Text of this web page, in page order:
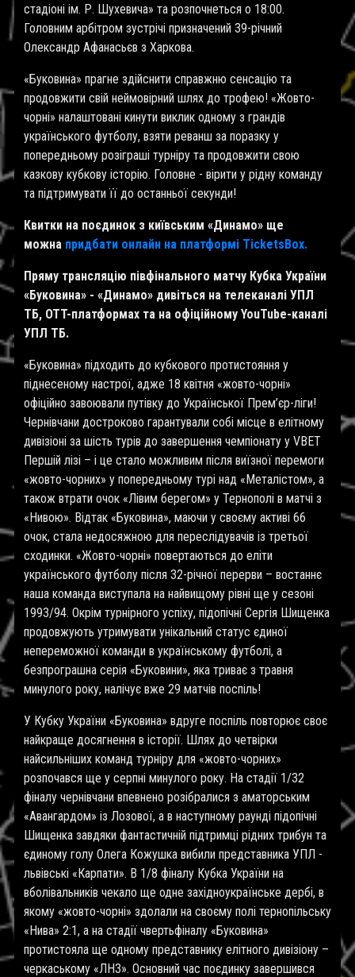
стадіоні ім. Р. Шухевича» та розпочнеться о 18:00.
Головним арбітром зустрічі призначений 39-річний
Олександр Афанасьєв з Харкова.
«Буковина» прагне здійснити справжню сенсацію та
продовжити свій неймовірний шлях до трофею! «Жовто-
чорні» налаштовані кинути виклик одному з грандів
українського футболу, взяти реванш за поразку у
попередньому розіграші турніру та продовжити свою
казкову кубкову історію. Головне - вірити у рідну команду
та підтримувати її до останньої секунди!
Квитки на поєдинок з київським «Динамо» ще
можна придбати онлайн на платформі TicketsBox.
Пряму трансляцію півфінального матчу Кубка України
«Буковина» - «Динамо» дивіться на телеканалі УПЛ
ТБ, OTT-платформах та на офіційному YouTube-каналі
УПЛ ТБ.
«Буковина» підходить до кубкового протистояння у
піднесеному настрої, адже 18 квітня «жовто-чорні»
офіційно завоювали путівку до Української Прем’єр-ліги!
Чернівчани достроково гарантували собі місце в елітному
дивізіоні за шість турів до завершення чемпіонату у VBET
Першій лізі – і це стало можливим після виїзної перемоги
«жовто-чорних» у попередньому турі над «Металістом», а
також втрати очок «Лівим берегом» у Тернополі в матчі з
«Нивою». Відтак «Буковина», маючи у своєму активі 66
очок, стала недосяжною для переслідувачів із третьої
сходинки. «Жовто-чорні» повертаються до еліти
українського футболу після 32-річної перерви – востаннє
наша команда виступала на найвищому рівні ще у сезоні
1993/94. Окрім турнірного успіху, підопічні Сергія Шищенка
продовжують утримувати унікальний статус єдиної
непереможної команди в українському футболі, а
безпрограшна серія «Буковини», яка триває з травня
минулого року, налічує вже 29 матчів поспіль!
У Кубку України «Буковина» вдруге поспіль повторює своє
найкраще досягнення в історії. Шлях до четвірки
найсильніших команд турніру для «жовто-чорних»
розпочався ще у серпні минулого року. На стадії 1/32
фіналу чернівчани впевнено розібралися з аматорським
«Авангардом» із Лозової, а в наступному раунді підопічні
Шищенка завдяки фантастичній підтримці рідних трибун та
єдиному голу Олега Кожушка вибили представника УПЛ -
львівські «Карпати». В 1/8 фіналу Кубка України на
вболівальників чекало ще одне західноукраїнське дербі, в
якому «жовто-чорні» здолали на своєму полі тернопільську
«Нива» 2:1, а на стадії чвертьфіналу «Буковина»
протистояла ще одному представнику елітного дивізіону –
черкаському «ЛНЗ». Основний час поєдинку завершився